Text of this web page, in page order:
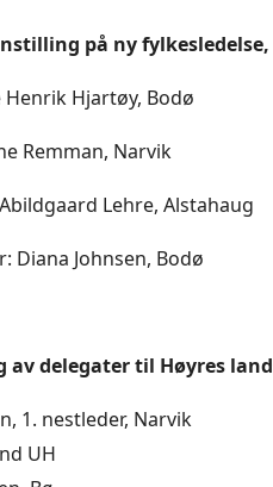
på ny fylkesledelse,
Hjartøy, Bodø
Remman, Narvik
Lehre, Alstahaug
Diana Johnsen, Bodø
delegater til Høyres
1. nestleder, Narvik
UH